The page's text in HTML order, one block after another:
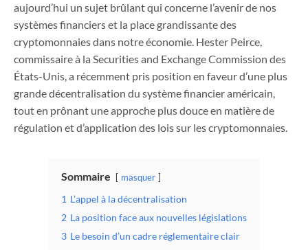
aujourd’hui un sujet brûlant qui concerne l’avenir de nos
systèmes financiers et la place grandissante des
cryptomonnaies dans notre économie. Hester Peirce,
commissaire à la Securities and Exchange Commission des
États-Unis, a récemment pris position en faveur d’une plus
grande décentralisation du système financier américain,
tout en prônant une approche plus douce en matière de
régulation et d’application des lois sur les cryptomonnaies.
Sommaire masquer
1 L’appel à la décentralisation
2 La position face aux nouvelles législations
3 Le besoin d’un cadre réglementaire clair